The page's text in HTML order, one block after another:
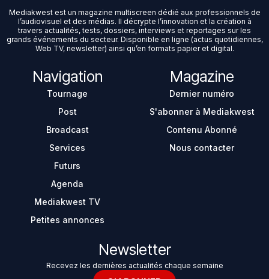
Mediakwest est un magazine multiscreen dédié aux professionnels de
l’audiovisuel et des médias. Il décrypte l’innovation et la création à
travers actualités, tests, dossiers, interviews et reportages sur les
grands événements du secteur. Disponible en ligne (actus quotidiennes,
Web TV, newsletter) ainsi qu’en formats papier et digital.
Navigation
Tournage
Post
Broadcast
Services
Futurs
Agenda
Mediakwest TV
Petites annonces
Magazine
Dernier numéro
S'abonner à Mediakwest
Contenu Abonné
Nous contacter
Newsletter
Recevez les dernières actualités chaque semaine